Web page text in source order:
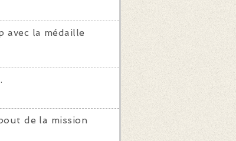
avec la médaille
de la mission